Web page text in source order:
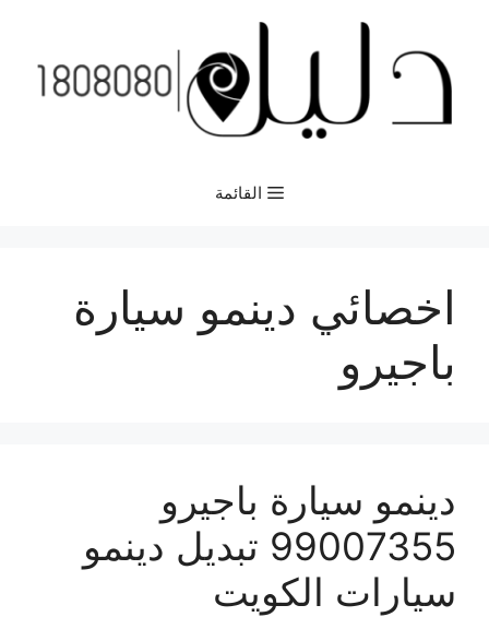
المحتوى
القائمة
اخصائي دينمو سيارة
باجيرو
دينمو سيارة باجيرو
99007355 تبديل دينمو
سيارات الكويت